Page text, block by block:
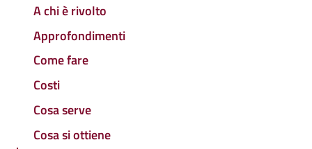
A chi è rivolto
Approfondimenti
Come fare
Costi
Cosa serve
Cosa si ottiene